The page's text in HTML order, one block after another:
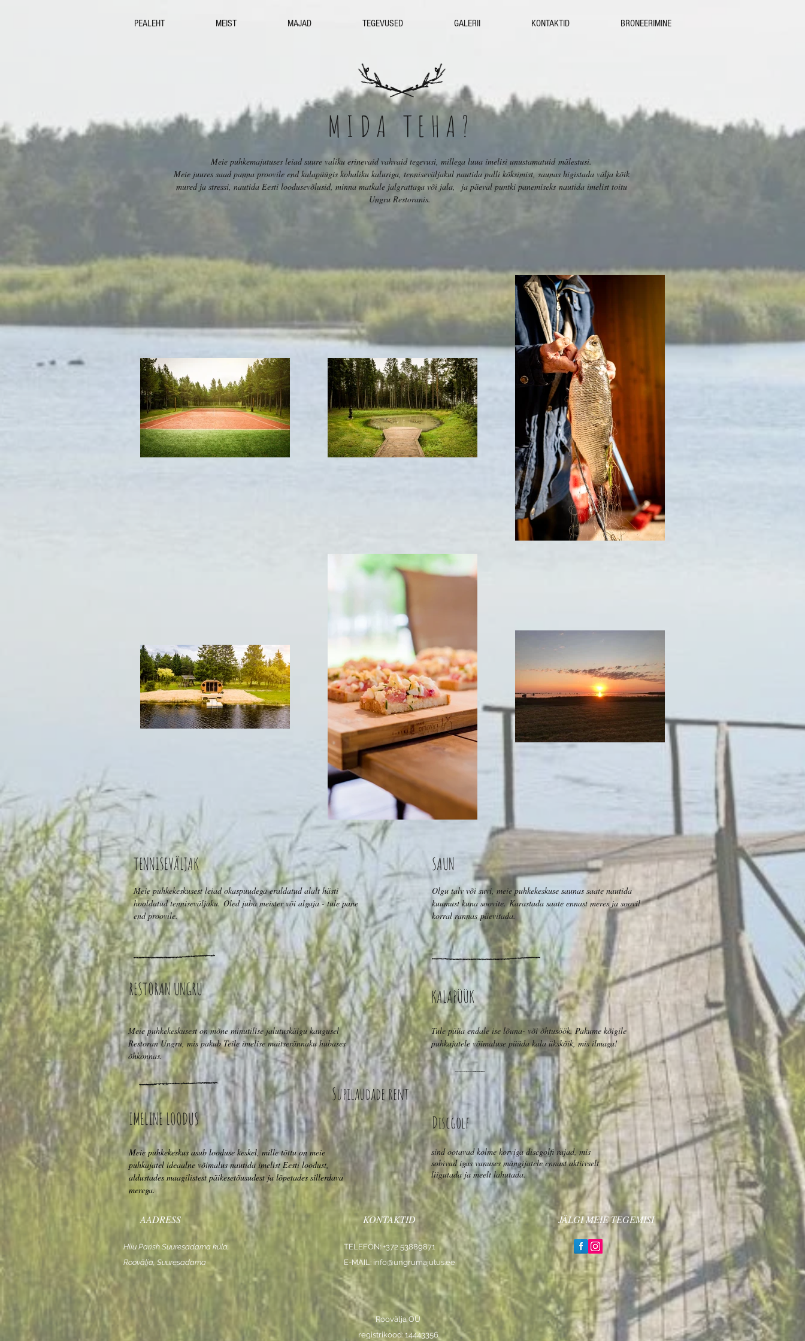
PEALEHT MEIST MAJAD TEGEVUSED GALERII KONTAKTID BRONEERIMINE
MIDA TEHA?
Meie puhkemajutuses leiad suure valiku erinevaid vahvaid tegevusi, millega luua imelisi unustamatuid mälestusi.
Meie juures saad panna proovile end kalapüügis kohaliku kaluriga, tenniseväljakul nautida palli kõksimist, saunas higistada välja kõik
mured ja stressi, nautida Eesti loodusevõlusid, minna matkale jalgrattaga või jala, ja päeval puntki panemiseks nautida imelist toitu
Ungru Restoranis.
TENNISEVÄLJAK
Meie puhkekeskusest leiad okaspuudega eraldatud alalt hästi
hooldatud tenniseväljaku. Oled juba meister või algaja - tule pane
end proovile.
SAUN
Olgu talv või suvi, meie puhkekeskuse saunas saate nautida
kuumust kuna soovite. Karastada saate ennast meres ja soovil
korral rannas päevitada.
RESTORAN UNGRU
Meie puhkekeskusest on mõne minutilise jalutuskäigu kaugusel
Restoran Ungru, mis pakub Teile imelise maitserännaku hubases
õhkonnas.
KALAPÜÜK
Tule püüa endale ise lõuna- või õhtusöök. Pakume kõigile
puhkajatele võimaluse püüda kala ükskõik, mis ilmaga!
IMELINE LOODUS
Supilaudade rent
Discgolf
Meie puhkekeskus asub looduse keskel, mille tõttu on meie
puhkajatel ideaalne võimalus nautida imelist Eesti loodust,
aldustades maagilistest päikesetõusudest ja lõpetades sillerdava
merega.
sind ootavad kolme korviga discgolfi rajad, mis
sobivad igas vanuses mängijatele ennast aktiivselt
liigutada ja meelt lahutada.
AADRESS
Hiiu Parish Suuresadama küla,
Roovälja, Suuresadama
KONTAKTID
TELEFON: +372 53889871
E-MAIL: info@ungrumajutus.ee
JÄLGI MEIE TEGEMISI
Roovälja OÜ
registrikood: 14443356